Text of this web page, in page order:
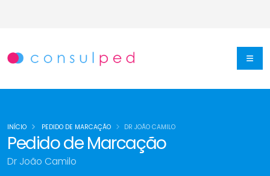
Pedido de Marcação
Dr João Camilo
INÍCIO PEDIDO DE MARCAÇÃO DR JOÃO CAMILO